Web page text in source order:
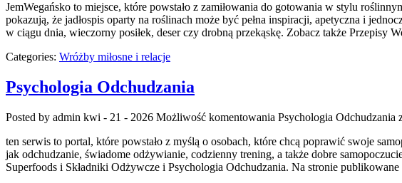
JemWegańsko to miejsce, które powstało z zamiłowania do gotowania w stylu
pokazują, że jadłospis oparty na roślinach może być pełna inspiracji, apetyczna i
w ciągu dnia, wieczorny posiłek, deser czy drobną przekąskę. Zobacz także Przepisy
Categories: Wróżby miłosne i relacje
Psychologia Odchudzania
Posted by admin kwi - 21 - 2026 Możliwość komentowania Psychologia Odchudzania
ten serwis to portal, które powstało z myślą o osobach, które chcą poprawić swoje
jak odchudzanie, świadome odżywianie, codzienny trening, a także dobre
Superfoods i Składniki Odżywcze i Psychologia Odchudzania. Na stronie